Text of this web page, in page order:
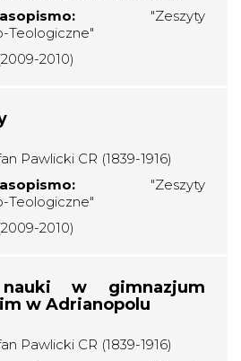
"Zeszyty
Teologiczne"
2010)
Pawlicki CR (1839-1916)
"Zeszyty
Teologiczne"
2010)
nauki w gimnazjum
w Adrianopolu
Pawlicki CR (1839-1916)